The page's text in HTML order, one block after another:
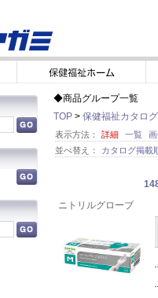
◆商品グループ一覧
TOP > 保健福祉カタロ
表示方法： 詳細 一覧
並べ替え：
カタログ掲載
ニトリルグローブ